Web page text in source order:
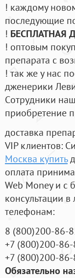
! каждому
последующие
! БЕСПЛАТНАЯ
! оптовым
препарата с
! так же у нас
дженерики
Cотрудники
приобретение
доставка
VIP клиентов:
Москва купить
оплата
Web Money и с
консультации
телефонам:
8 (800)200-86-
+7 (800)200-86-
+7 (800)200-86-
Обязательно